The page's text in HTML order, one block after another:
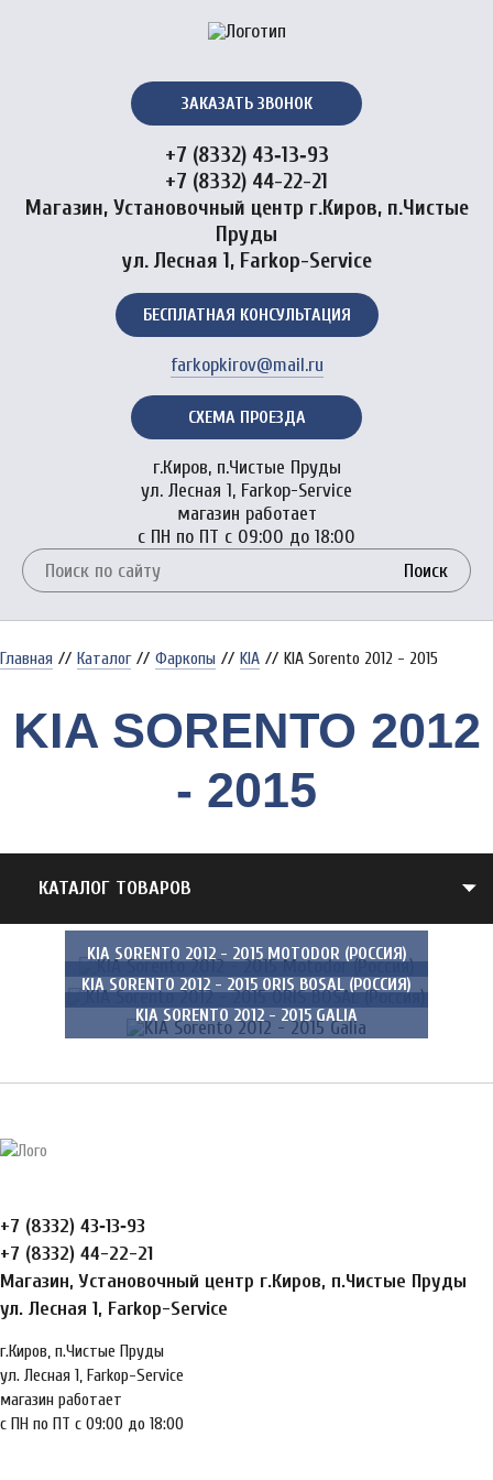
ЗАКАЗАТЬ ЗВОНОК
+7 (8332) 43‑13‑93
+7 (8332) 44-22-21
Магазин, Установочный центр г.Киров, п.Чистые
Пруды
ул. Лесная 1, Farkop-Service
БЕСПЛАТНАЯ КОНСУЛЬТАЦИЯ
farkopkirov@mail.ru
СХЕМА ПРОЕЗДА
г.Киров, п.Чистые Пруды
ул. Лесная 1, Farkop-Service
магазин работает
с ПН по ПТ с 09:00 до 18:00
Поиск
Главная // Каталог // Фаркопы // KIA // KIA Sorento 2012 - 2015
KIA SORENTO 2012
- 2015
КАТАЛОГ ТОВАРОВ
KIA SORENTO 2012 - 2015 MOTODOR (РОССИЯ)
KIA SORENTO 2012 - 2015 ORIS BOSAL (РОССИЯ)
KIA SORENTO 2012 - 2015 GALIA
+7 (8332) 43‑13‑93
+7 (8332) 44-22-21
Магазин, Установочный центр г.Киров, п.Чистые Пруды
ул. Лесная 1, Farkop-Service
г.Киров, п.Чистые Пруды
ул. Лесная 1, Farkop-Service
магазин работает
с ПН по ПТ с 09:00 до 18:00